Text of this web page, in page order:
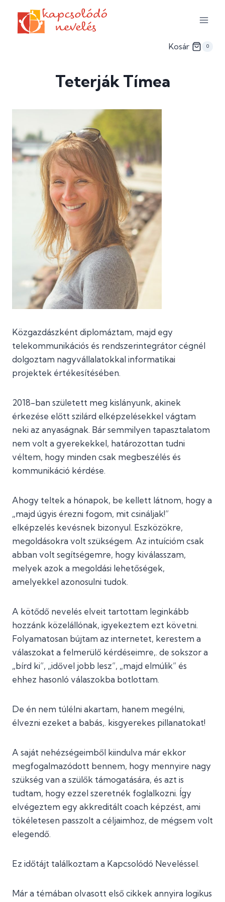
content
Kosár 0
Teterják Tímea
Közgazdászként diplomáztam, majd egy
telekommunikációs és rendszerintegrátor cégnél
dolgoztam nagyvállalatokkal informatikai
projektek értékesítésében.
2018-ban született meg kislányunk, akinek
érkezése előtt szilárd elképzelésekkel vágtam
neki az anyaságnak. Bár semmilyen tapasztalatom
nem volt a gyerekekkel, határozottan tudni
véltem, hogy minden csak megbeszélés és
kommunikáció kérdése.
Ahogy teltek a hónapok, be kellett látnom, hogy a
„majd úgyis érezni fogom, mit csináljak!”
elképzelés kevésnek bizonyul. Eszközökre,
megoldásokra volt szükségem. Az intuícióm csak
abban volt segítségemre, hogy kiválasszam,
melyek azok a megoldási lehetőségek,
amelyekkel azonosulni tudok.
A kötődő nevelés elveit tartottam leginkább
hozzánk közelállónak, igyekeztem ezt követni.
Folyamatosan bújtam az internetet, kerestem a
válaszokat a felmerülő kérdéseimre,. de sokszor a
„bírd ki”, „idővel jobb lesz”, „majd elmúlik” és
ehhez hasonló válaszokba botlottam.
De én nem túlélni akartam, hanem megélni,
élvezni ezeket a babás,. kisgyerekes pillanatokat!
A saját nehézségeimből kiindulva már ekkor
megfogalmazódott bennem, hogy mennyire nagy
szükség van a szülők támogatására, és azt is
tudtam, hogy ezzel szeretnék foglalkozni. Így
elvégeztem egy akkreditált coach képzést, ami
tökéletesen passzolt a céljaimhoz, de mégsem volt
elegendő.
Ez időtájt találkoztam a Kapcsolódó Neveléssel.
Már a témában olvasott első cikkek annyira logikus